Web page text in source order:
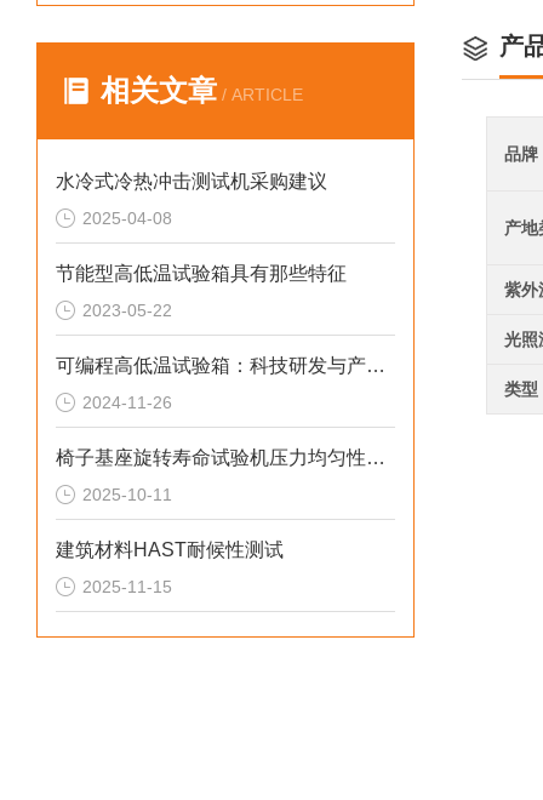
相关文章 / ARTICLE
水冷式冷热冲击测试机采购建议
2025-04-08
节能型高低温试验箱具有那些特征
2023-05-22
可编程高低温试验箱：科技研发与产品测试的得力助手
2024-11-26
椅子基座旋转寿命试验机压力均匀性测试
2025-10-11
建筑材料HAST耐候性测试
2025-11-15
产
品牌
产地
紫外
光照
类型